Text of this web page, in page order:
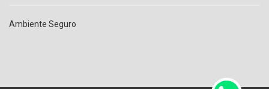
Ambiente Seguro